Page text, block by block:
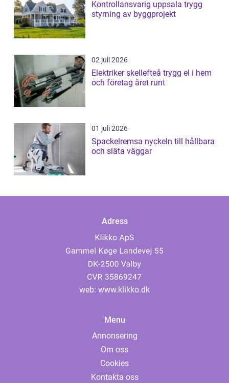
Kontrollansvarig uppsala trygg
styrning av byggprojekt
02 juli 2026
Elektriker skellefteå trygg el i hem
och företag året runt
01 juli 2026
Spackelremsa nyckeln till hållbara
och släta väggar
Adress
web: www.klikko.dk
Menu
Annonsering
Om oss
Cookies
Kontakta oss